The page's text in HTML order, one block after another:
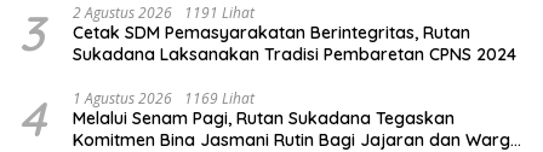
3 2 Agustus 2026 1191 Lihat
Cetak SDM Pemasyarakatan Berintegritas, Rutan
Sukadana Laksanakan Tradisi Pembaretan CPNS 2024
4 1 Agustus 2026 1169 Lihat
Melalui Senam Pagi, Rutan Sukadana Tegaskan
Komitmen Bina Jasmani Rutin Bagi Jajaran dan Warga